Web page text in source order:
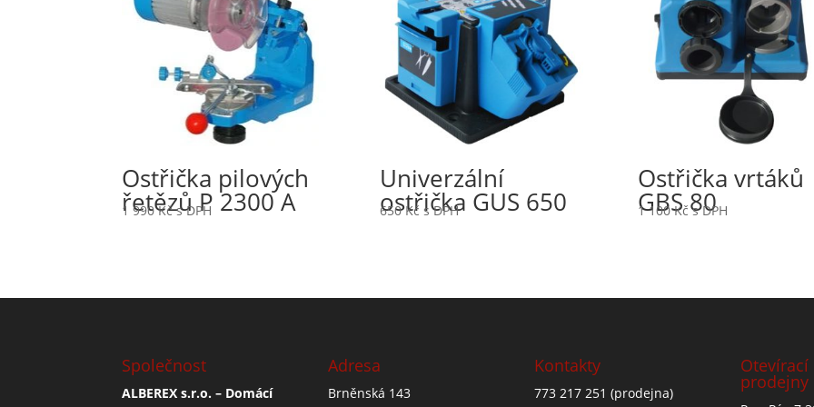
Ostřička pilových
řetězů P 2300 A
1 990Kč s DPH
Univerzální
ostřička GUS 650
650Kč s DPH
Ostřička vrtáků
GBS 80
1 100Kč s DPH
Společnost
ALBEREX s.r.o. – Domácí
Adresa
Brněnská 143
Kontakty
773 217 251 (prodejna)
Otevírací
prodejny